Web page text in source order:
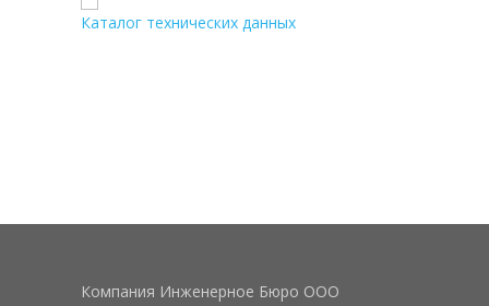
Каталог технических данных
Компания Инженерное Бюро ООО